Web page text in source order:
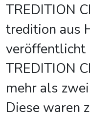
TREDITION
tredition aus
veröffentlicht
TREDITION
mehr als
Diese waren